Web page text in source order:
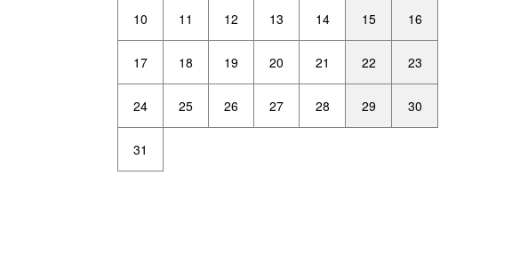
10 11 12 13 14 15 16
17 18 19 20 21 22 23
24 25 26 27 28 29 30
31